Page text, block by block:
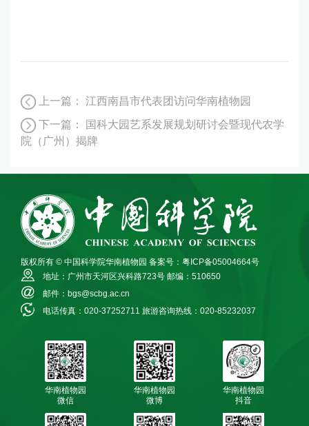
上一篇：
江西南昌市代表团访问华南植物园
下一篇：
国科大园艺系发展规划研讨会暨现代农学
院（广州）揭牌
版权所有 © 中国科学院华南植物园 备案号：粤ICP备05004664号
地址：广州市天河区兴科路723号 邮编：510650
邮件：bgs@scbg.ac.cn
电话传真：020-37252711 旅游咨询热线：020-85232037
华南植物园
微信
华南植物园
微博
华南植物园
抖音